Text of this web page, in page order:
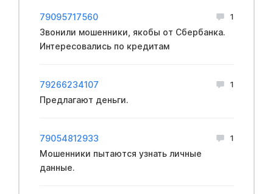
79095717560 1
Звонили мошенники, якобы от Сбербанка.
Интересовались по кредитам
79266234107 1
Предлагают деньги.
79054812933 1
Мошенники пытаются узнать личные
данные.